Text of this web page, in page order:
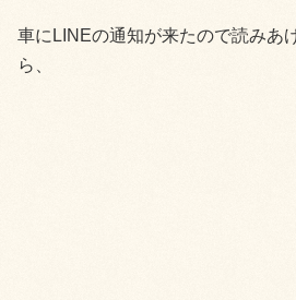
車にLINEの通知が来たので読みあ
ら、